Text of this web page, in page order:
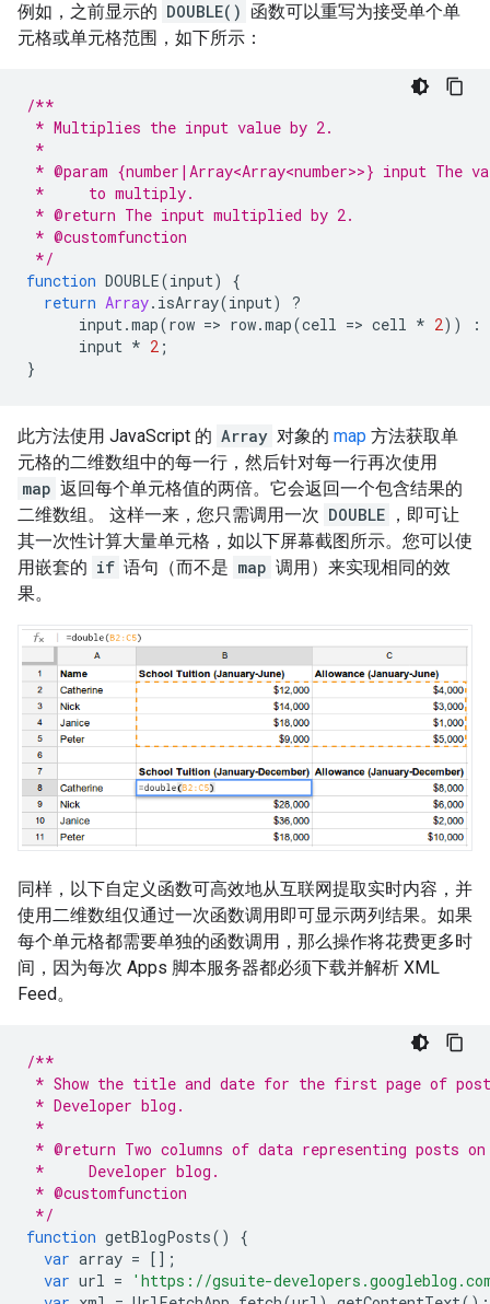
例如，之前显示的 DOUBLE() 函数可以重写为接受单个单
元格或单元格范围，如下所示：
/**
* Multiplies the input value by 2.
*
* @param {number|Array<Array<number>>} input
*     to multiply.
* @return The input multiplied by 2.
* @customfunction
*/
function DOUBLE(input)
{
return Array. isArray(input)
?
input.map(row => row.map(cell => cell * 2))
:
input * 2 ;
}
此方法使用 JavaScript 的 Array 对象的 map 方法获取单
元格的二维数组中的每一行，然后针对每一行再次使用
map 返回每个单元格值的两倍。它会返回一个包含结果的
二维数组。 这样一来，您只需调用一次 DOUBLE ，即可让
其一次性计算大量单元格，如以下屏幕截图所示。您可以使
用嵌套的 if 语句（而不是 map 调用）来实现相同的效
果。
同样，以下自定义函数可高效地从互联网提取实时内容，并
使用二维数组仅通过一次函数调用即可显示两列结果。如果
每个单元格都需要单独的函数调用，那么操作将花费更多时
间，因为每次 Apps 脚本服务器都必须下载并解析 XML
Feed。
/**
* Show the title and date for the first page of
* Developer blog.
*
* @return Two columns of data representing posts
*     Developer blog.
* @customfunction
*/
function getBlogPosts()
{
var array =
[];
var url =
'https://gsuite-